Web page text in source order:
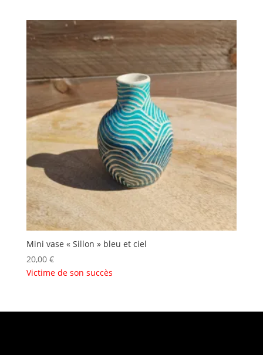
Mini vase « Sillon » bleu et ciel
20,00 €
Victime de son succès